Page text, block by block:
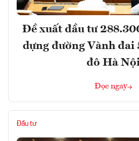
Đề xuất đầu tư
dựng đường Vành đai
đô Hà
Đọc ngay
Đầu tư